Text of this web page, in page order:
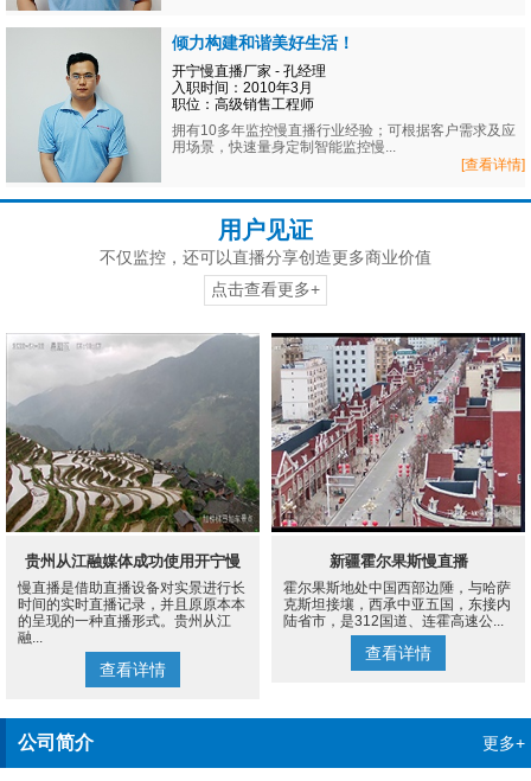
倾力构建和谐美好生活！
开宁慢直播厂家 - 孔经理
入职时间：2010年3月
职位：高级销售工程师
拥有10多年监控慢直播行业经验；可根据客户需求及应
用场景，快速量身定制智能监控慢...
[查看详情]
用户见证
不仅监控，还可以直播分享创造更多商业价值
点击查看更多+
贵州从江融媒体成功使用开宁慢
直播设备案例
慢直播是借助直播设备对实景进行长
时间的实时直播记录，并且原原本本
的呈现的一种直播形式。贵州从江
融...
查看详情
新疆霍尔果斯慢直播
霍尔果斯地处中国西部边陲，与哈萨
克斯坦接壤，西承中亚五国，东接内
陆省市，是312国道、连霍高速公...
查看详情
公司简介 更多+